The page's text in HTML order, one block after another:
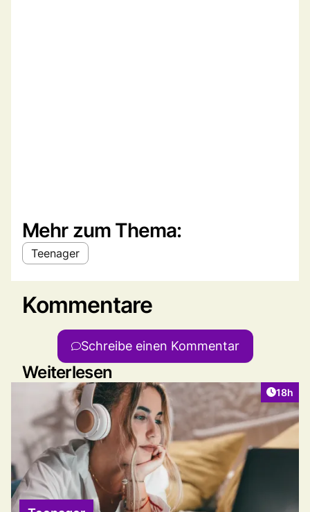
Mehr zum Thema:
Teenager
Kommentare
Schreibe einen Kommentar
Weiterlesen
Artikel
18h